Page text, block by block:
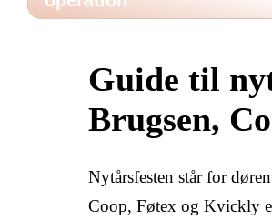
Guide til
Brugsen,
Nytårsfesten står for
Coop, Føtex og Kvickly